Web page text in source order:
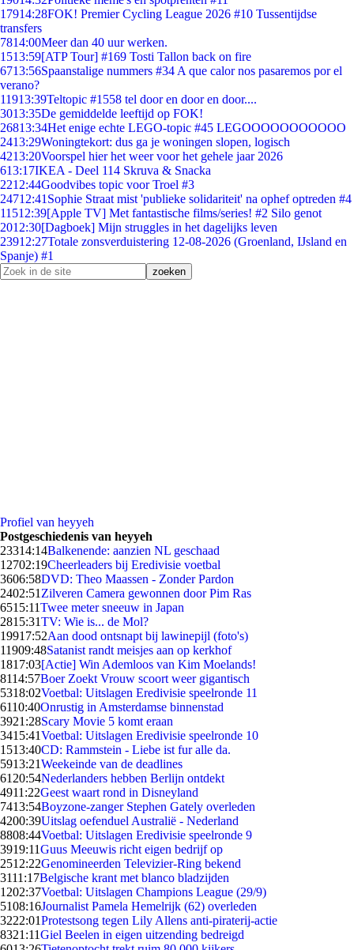
17914:28FOK! Premier Cycling League 2026 #10 Tussentijdse
transfers
7814:00Meer dan 40 uur werken.
1513:59[ATP Tour] #169 Tosti Tallon back on fire
6713:56Spaanstalige nummers #34 A que calor nos pasaremos por el
verano?
11913:39Teltopic #1558 tel door en door en door....
3013:35De gemiddelde leeftijd op FOK!
26813:34Het enige echte LEGO-topic #45 LEGOOOOOOOOOOO
2413:29Woningtekort: dus ga je woningen slopen, logisch
4213:20Voorspel hier het weer voor het gehele jaar 2026
613:17IKEA - Deel 114 Skruva & Snacka
2212:44Goodvibes topic voor Troel #3
24712:41 Sophie Straat mist 'publieke solidariteit' na ophef optreden #4
11512:39[Apple TV] Met fantastische films/series! #2 Silo genot
2012:30[Dagboek] Mijn struggles in het dagelijks leven
23912:27Totale zonsverduistering 12-08-2026 (Groenland, IJsland en
Spanje) #1
Profiel van heyyeh
Postgeschiedenis van heyyeh
23314:14Balkenende: aanzien NL geschaad
12702:19Cheerleaders bij Eredivisie voetbal
3606:58DVD: Theo Maassen - Zonder Pardon
2402:51 Zilveren Camera gewonnen door Pim Ras
6515:11Twee meter sneeuw in Japan
2815:31TV: Wie is... de Mol?
19917:52Aan dood ontsnapt bij lawinepijl (foto's)
11909:48Satanist randt meisjes aan op kerkhof
1817:03[Actie] Win Ademloos van Kim Moelands!
8114:57Boer Zoekt Vrouw scoort weer gigantisch
5318:02Voetbal: Uitslagen Eredivisie speelronde 11
6110:40Onrustig in Amsterdamse binnenstad
3921:28Scary Movie 5 komt eraan
3415:41Voetbal: Uitslagen Eredivisie speelronde 10
1513:40CD: Rammstein - Liebe ist fur alle da.
5913:21Weekeinde van de deadlines
61 20:54Nederlanders hebben Berlijn ontdekt
4911:22Geest waart rond in Disneyland
7413:54Boyzone-zanger Stephen Gately overleden
4200:39Uitslag oefenduel Australië - Nederland
8808:44Voetbal: Uitslagen Eredivisie speelronde 9
3919:11Guus Meeuwis richt eigen bedrijf op
2512:22Genomineerden Televizier-Ring bekend
3111:17Belgische krant met blanco bladzijden
1202:37Voetbal: Uitslagen Champions League (29/9)
5108:16Journalist Pamela Hemelrijk (62) overleden
3222:01Protestsong tegen Lily Allens anti-piraterij-actie
8321:11Giel Beelen in eigen uitzending bedreigd